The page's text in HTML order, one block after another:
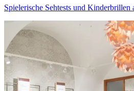
Spielerische Sehtests und Kinderbrillen